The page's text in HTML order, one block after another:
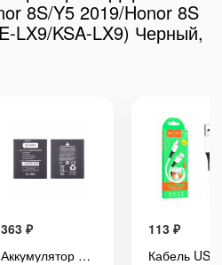
8S/Y5 2019/Honor 8S
LX9/KSA-LX9) Черный,
363 ₽
Аккумулятор для ZTE Blade A5 2019/A3 2020/L210 (Li3826T43P4h695950) - Battery Collection (Премиум)
113 ₽